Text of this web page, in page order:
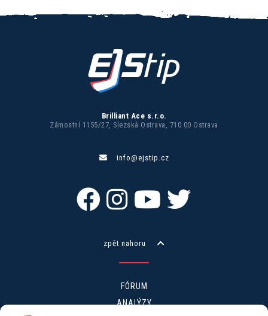
Brilliant Ace s.r.o.
Zámostní 1155/27, Slezská Ostrava, 710 00 Ostrava
info@ejstip.cz
zpět nahoru
FÓRUM
ANALÝZY